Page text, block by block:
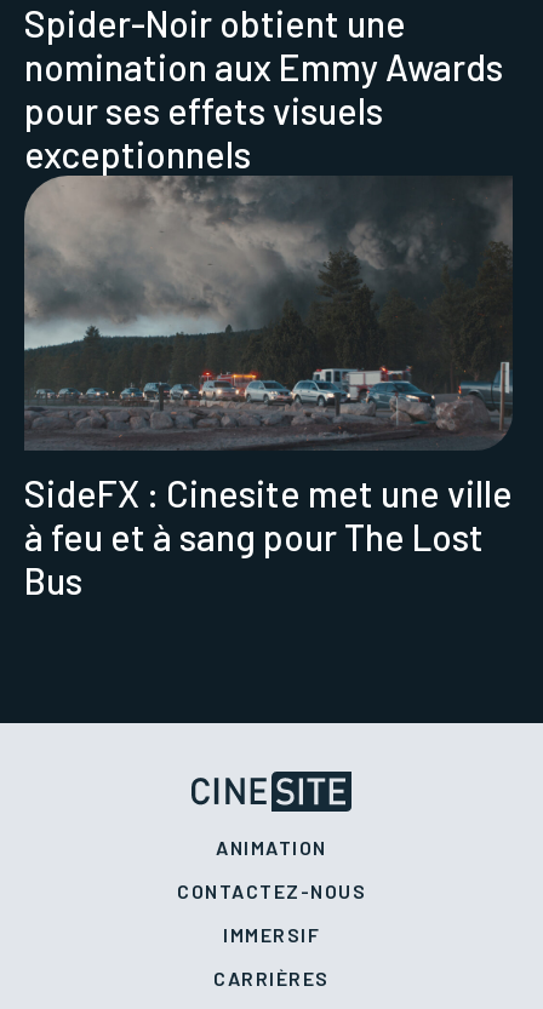
Spider-Noir obtient une
nomination aux Emmy Awards
pour ses effets visuels
exceptionnels
SideFX : Cinesite met une ville
à feu et à sang pour The Lost
Bus
ANIMATION
CONTACTEZ-NOUS
IMMERSIF
CARRIÈRES